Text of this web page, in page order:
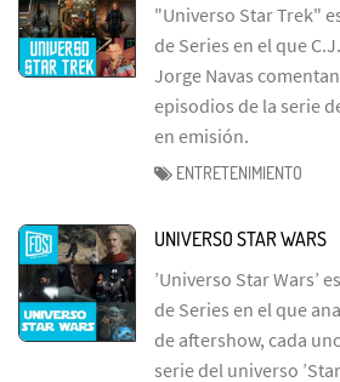
"Universo Star Trek"
de Series en el que
Jorge Navas
episodios de la serie
en emisión.
ENTRETENIMIENTO
UNIVERSO STAR WARS
’Universo Star Wars’
de Series en el que
de aftershow, cada
serie del universo